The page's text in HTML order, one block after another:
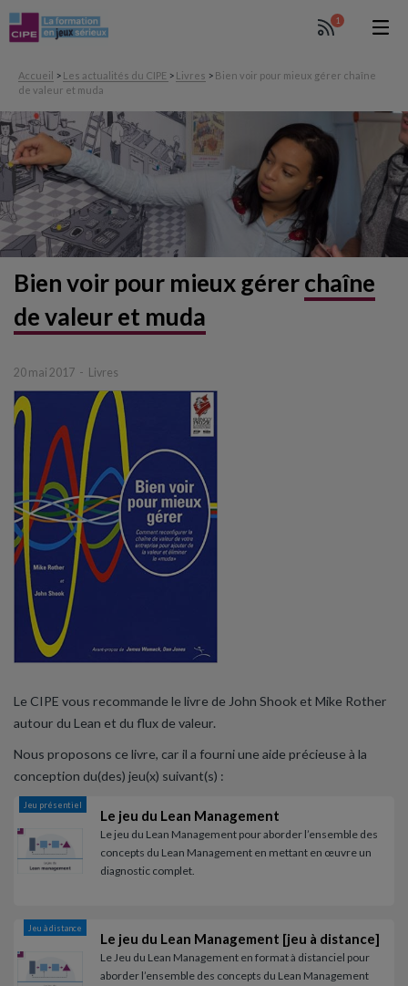
1
Accueil > Les actualités du CIPE > Livres > Bien voir pour mieux gérer chaîne
de valeur et muda
Bien voir pour mieux gérerchaîne
de valeur et muda
20 mai 2017 Livres
Le CIPE vous recommande le livre de John Shook et Mike Rother
autour du Lean et du flux de valeur.
Nous proposons ce livre, car il a fourni une aide précieuse à la
conception du(des) jeu(x) suivant(s) :
Jeu présentiel
Le jeu du Lean Management
Le jeu du Lean Management pour aborder l’ensemble des
concepts du Lean Management en mettant en œuvre un
diagnostic complet.
Jeu à distance
Le jeu du Lean Management [jeu à distance]
Le Jeu du Lean Management en format à distanciel pour
aborder l’ensemble des concepts du Lean Management